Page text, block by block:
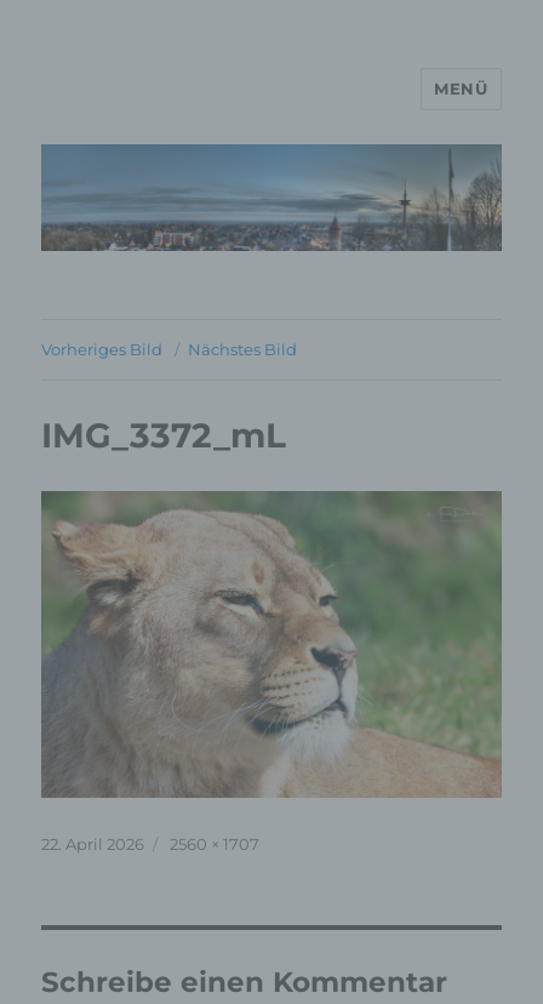
MP Mario Porten Beratung
Training Coaching
MENÜ
Vorheriges Bild Nächstes Bild
IMG_3372_mL
Veröffentlicht
22. April 2026 Originalgröße
2560 × 1707
Schreibe einen Kommentar